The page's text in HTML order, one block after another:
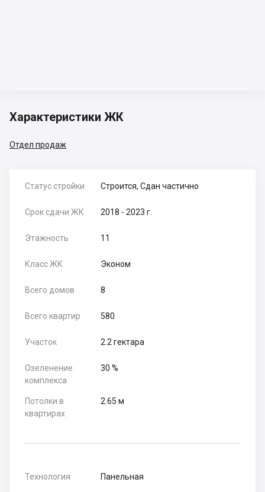
Характеристики ЖК
Отдел продаж
Статус стройки Строится, Сдан частично
Срок сдачи ЖК 2018 - 2023 г.
Этажность 11
Класс ЖК Эконом
Всего домов 8
Всего квартир 580
Участок 2.2 гектара
Озеленение
комплекса
30 %
Потолки в
квартирах
2.65 м
Технология Панельная